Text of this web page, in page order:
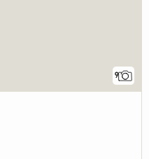
9